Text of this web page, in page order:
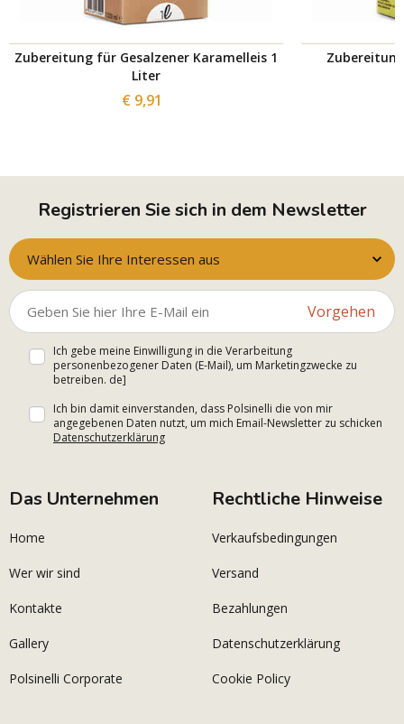
Zubereitung für Gesalzener Karamelleis 1
Liter
€ 9,91
Registrieren Sie sich in dem Newsletter
Wählen Sie Ihre Interessen aus
Vorgehen
Ich gebe meine Einwilligung in die Verarbeitung
personenbezogener Daten (E-Mail), um Marketingzwecke zu
betreiben. de]
Ich bin damit einverstanden, dass Polsinelli die von mir
angegebenen Daten nutzt, um mich Email-Newsletter zu schicken
Datenschutzerklärung
Das Unternehmen
Home
Wer wir sind
Kontakte
Gallery
Polsinelli Corporate
Rechtliche Hinweise
Verkaufsbedingungen
Versand
Bezahlungen
Datenschutzerklärung
Cookie Policy